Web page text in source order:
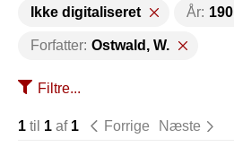
Ikke digitaliseret År:
Forfatter: Ostwald, W.
Filtre...
1 til 1 af 1 Forrige
Næste